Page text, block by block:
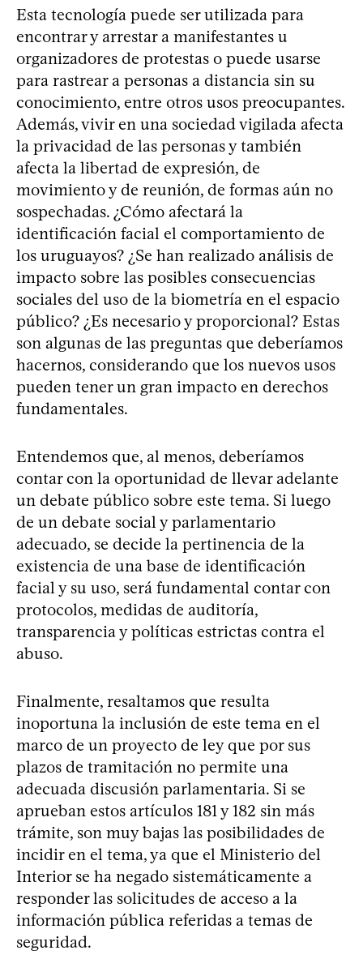
Esta tecnología puede ser utilizada para
encontrar y arrestar a manifestantes u
organizadores de protestas o puede usarse
para rastrear a personas a distancia sin su
conocimiento, entre otros usos preocupantes.
Además, vivir en una sociedad vigilada afecta
la privacidad de las personas y también
afecta la libertad de expresión, de
movimiento y de reunión, de formas aún no
sospechadas. ¿Cómo afectará la
identificación facial el comportamiento de
los uruguayos? ¿Se han realizado análisis de
impacto sobre las posibles consecuencias
sociales del uso de la biometría en el espacio
público? ¿Es necesario y proporcional? Estas
son algunas de las preguntas que deberíamos
hacernos, considerando que los nuevos usos
pueden tener un gran impacto en derechos
fundamentales.
Entendemos que, al menos, deberíamos
contar con la oportunidad de llevar adelante
un debate público sobre este tema. Si luego
de un debate social y parlamentario
adecuado, se decide la pertinencia de la
existencia de una base de identificación
facial y su uso, será fundamental contar con
protocolos, medidas de auditoría,
transparencia y políticas estrictas contra el
abuso.
Finalmente, resaltamos que resulta
inoportuna la inclusión de este tema en el
marco de un proyecto de ley que por sus
plazos de tramitación no permite una
adecuada discusión parlamentaria. Si se
aprueban estos artículos 181 y 182 sin más
trámite, son muy bajas las posibilidades de
incidir en el tema, ya que el Ministerio del
Interior se ha negado sistemáticamente a
responder las solicitudes de acceso a la
información pública referidas a temas de
seguridad.